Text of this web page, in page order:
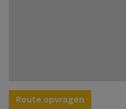
Route opvragen